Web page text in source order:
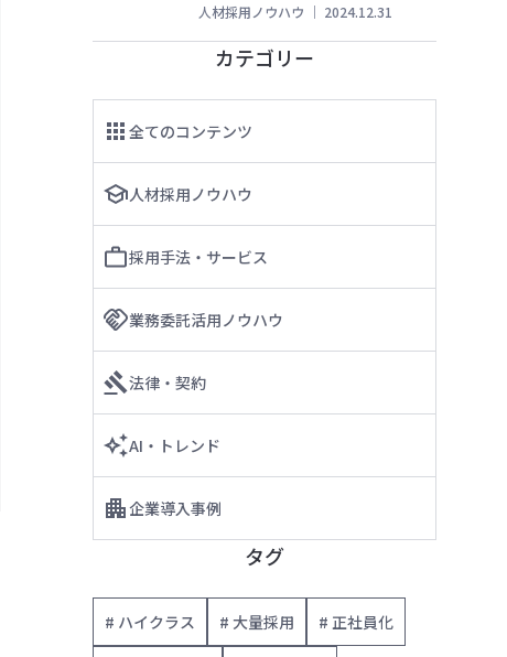
人材採用ノウハウ ｜ 2024.12.31
カテゴリー
全てのコンテンツ
人材採用ノウハウ
採用手法・サービス
業務委託活用ノウハウ
法律・契約
AI・トレンド
企業導入事例
タグ
# ハイクラス # 大量採用 # 正社員化